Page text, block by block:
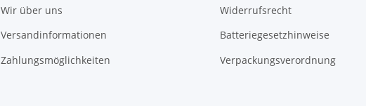
Wir über uns
Versandinformationen
Zahlungsmöglichkeiten
Widerrufsrecht
Batteriegesetzhinweise
Verpackungsverordnung